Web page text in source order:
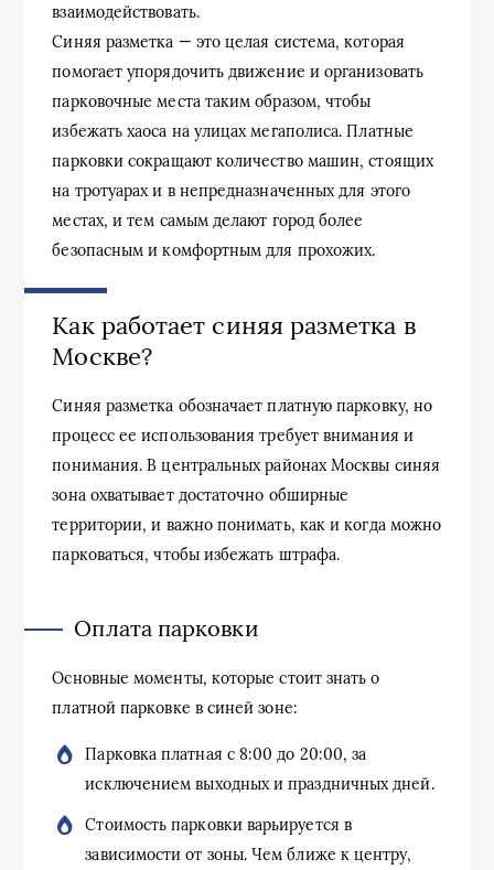
взаимодействовать.
Синяя разметка — это целая система, которая
помогает упорядочить движение и организовать
парковочные места таким образом, чтобы
избежать хаоса на улицах мегаполиса. Платные
парковки сокращают количество машин, стоящих
на тротуарах и в непредназначенных для этого
местах, и тем самым делают город более
безопасным и комфортным для прохожих.
Как работает синяя разметка в
Москве?
Синяя разметка обозначает платную парковку, но
процесс ее использования требует внимания и
понимания. В центральных районах Москвы синяя
зона охватывает достаточно обширные
территории, и важно понимать, как и когда можно
парковаться, чтобы избежать штрафа.
Оплата парковки
Основные моменты, которые стоит знать о
платной парковке в синей зоне:
Парковка платная с 8:00 до 20:00, за
исключением выходных и праздничных дней.
Стоимость парковки варьируется в
зависимости от зоны. Чем ближе к центру,